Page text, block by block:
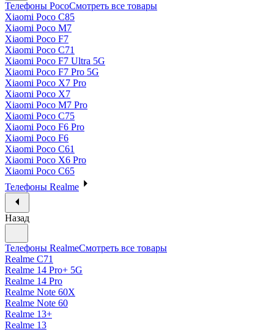
Телефоны PocoСмотреть все товары
Xiaomi Poco C85
Xiaomi Poco M7
Xiaomi Poco F7
Xiaomi Poco C71
Xiaomi Poco F7 Ultra 5G
Xiaomi Poco F7 Pro 5G
Xiaomi Poco X7 Pro
Xiaomi Poco X7
Xiaomi Poco M7 Pro
Xiaomi Poco C75
Xiaomi Poco F6 Pro
Xiaomi Poco F6
Xiaomi Poco C61
Xiaomi Poco X6 Pro
Xiaomi Poco C65
Телефоны Realme
Назад
Телефоны RealmeСмотреть все товары
Realme C71
Realme 14 Pro+ 5G
Realme 14 Pro
Realme Note 60X
Realme Note 60
Realme 13+
Realme 13